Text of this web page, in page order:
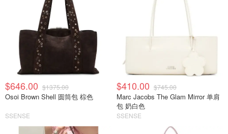
$646.00 $1375.00
Osoi Brown Shell 圆筒包 棕色
SSENSE
$410.00 $745.00
Marc Jacobs The Glam Mirror 单肩
包 奶白色
SSENSE